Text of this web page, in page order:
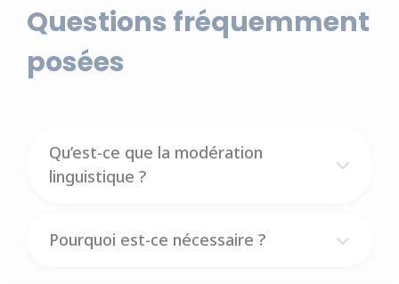
Questions fréquemment
posées
Qu’est-ce que la modération
linguistique ?
Pourquoi est-ce nécessaire ?